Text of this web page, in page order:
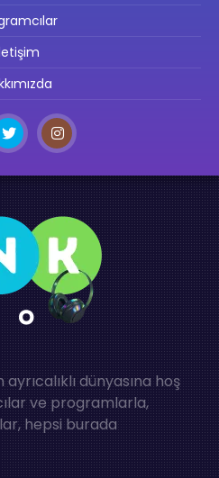
dünyasına hoş
ve programlarla,
hepsi burada